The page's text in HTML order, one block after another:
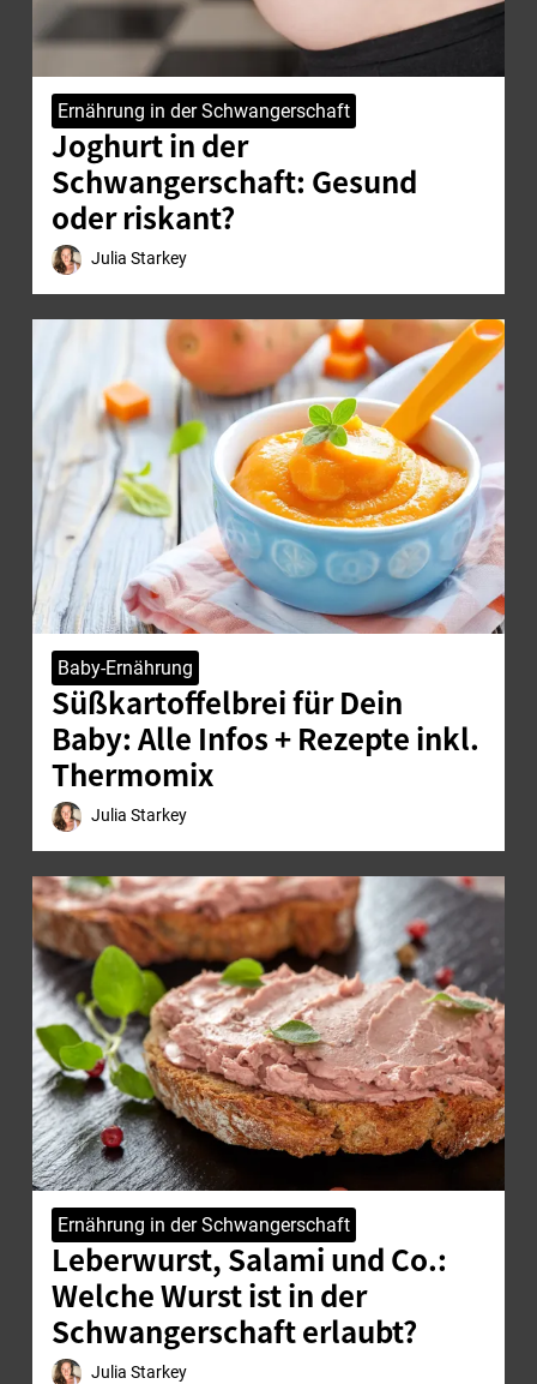
Ernährung in der Schwangerschaft
Joghurt in der
Schwangerschaft: Gesund
oder riskant?
Julia Starkey
Baby-Ernährung
Süßkartoffelbrei für Dein
Baby: Alle Infos + Rezepte inkl.
Thermomix
Julia Starkey
Ernährung in der Schwangerschaft
Leberwurst, Salami und Co.:
Welche Wurst ist in der
Schwangerschaft erlaubt?
Julia Starkey